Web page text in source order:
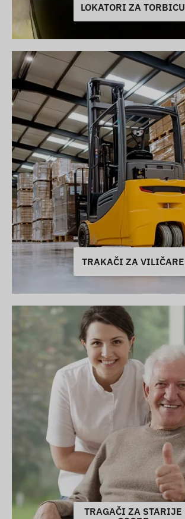
LOKATORI ZA TORBICU
TRAKAČI ZA VILIČARE
TRAGAČI ZA STARIJE